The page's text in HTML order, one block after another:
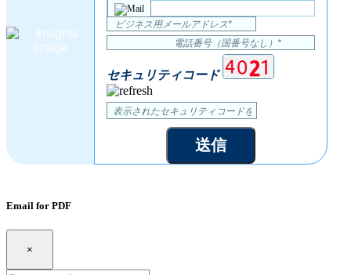
セキュリティコード
送信
Email for PDF
×